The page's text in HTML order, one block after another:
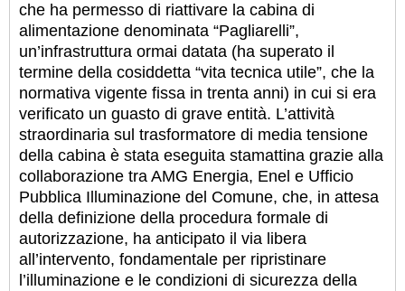
che ha permesso di riattivare la cabina di
alimentazione denominata “Pagliarelli”,
un’infrastruttura ormai datata (ha superato il
termine della cosiddetta “vita tecnica utile”, che la
normativa vigente fissa in trenta anni) in cui si era
verificato un guasto di grave entità. L’attività
straordinaria sul trasformatore di media tensione
della cabina è stata eseguita stamattina grazie alla
collaborazione tra AMG Energia, Enel e Ufficio
Pubblica Illuminazione del Comune, che, in attesa
della definizione della procedura formale di
autorizzazione, ha anticipato il via libera
all’intervento, fondamentale per ripristinare
l’illuminazione e le condizioni di sicurezza della